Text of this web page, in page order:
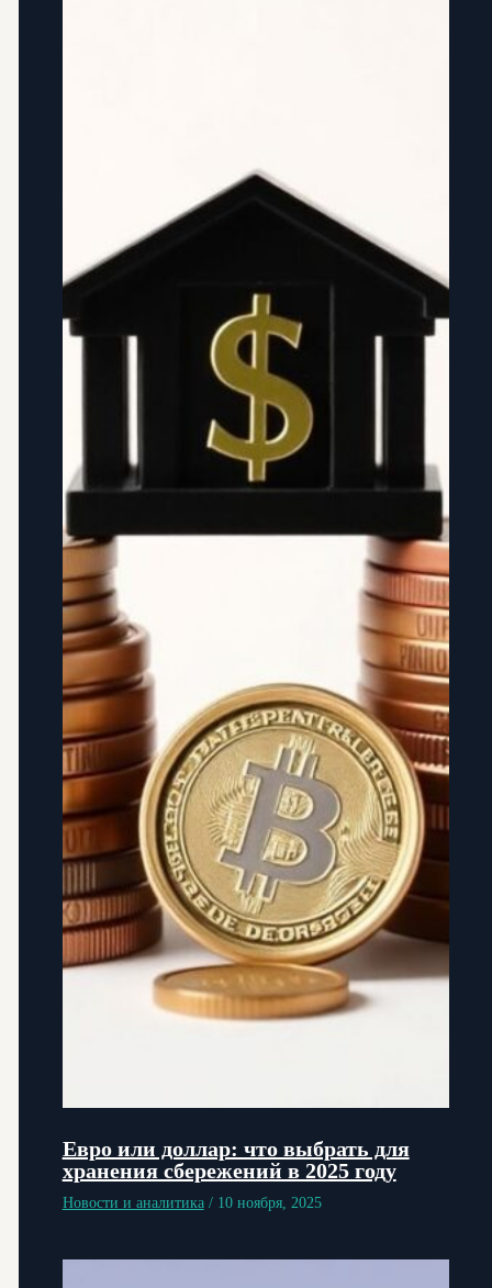
Евро или доллар: что выбрать для
хранения сбережений в 2025 году
Новости и аналитика/ 10 ноября, 2025